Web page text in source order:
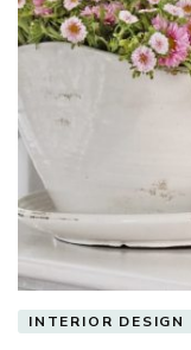
INTERIOR DESIGN